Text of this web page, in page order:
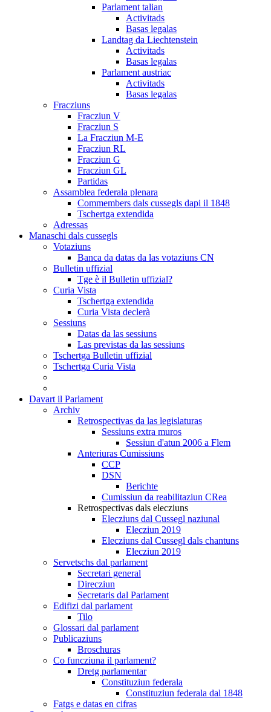
Parlament talian
Activitads
Basas legalas
Landtag da Liechtenstein
Activitads
Basas legalas
Parlament austriac
Activitads
Basas legalas
Fracziuns
Fracziun V
Fracziun S
La Fracziun M-E
Fracziun RL
Fracziun G
Fracziun GL
Partidas
Assamblea federala plenara
Commembers dals cussegls dapi il 1848
Tschertga extendida
Adressas
Manaschi dals cussegls
Votaziuns
Banca da datas da las votaziuns CN
Bulletin uffizial
Tge è il Bulletin uffizial?
Curia Vista
Tschertga extendida
Curia Vista declerà
Sessiuns
Datas da las sessiuns
Las previstas da las sessiuns
Tschertga Bulletin uffizial
Tschertga Curia Vista
Davart il Parlament
Archiv
Retrospectivas da las legislaturas
Sessiuns extra muros
Sessiun d'atun 2006 a Flem
Anteriuras Cumissiuns
CCP
DSN
Berichte
Cumissiun da reabilitaziun CRea
Retrospectivas dals elecziuns
Elecziuns dal Cussegl naziunal
Elecziun 2019
Elecziuns dal Cussegl dals chantuns
Elecziun 2019
Servetschs dal parlament
Secretari general
Direcziun
Secretaris dal Parlament
Edifizi dal parlament
Tilo
Glossari dal parlament
Publicaziuns
Broschuras
Co funcziuna il parlament?
Dretg parlamentar
Constituziun federala
Constituziun federala dal 1848
Fatgs e datas en cifras